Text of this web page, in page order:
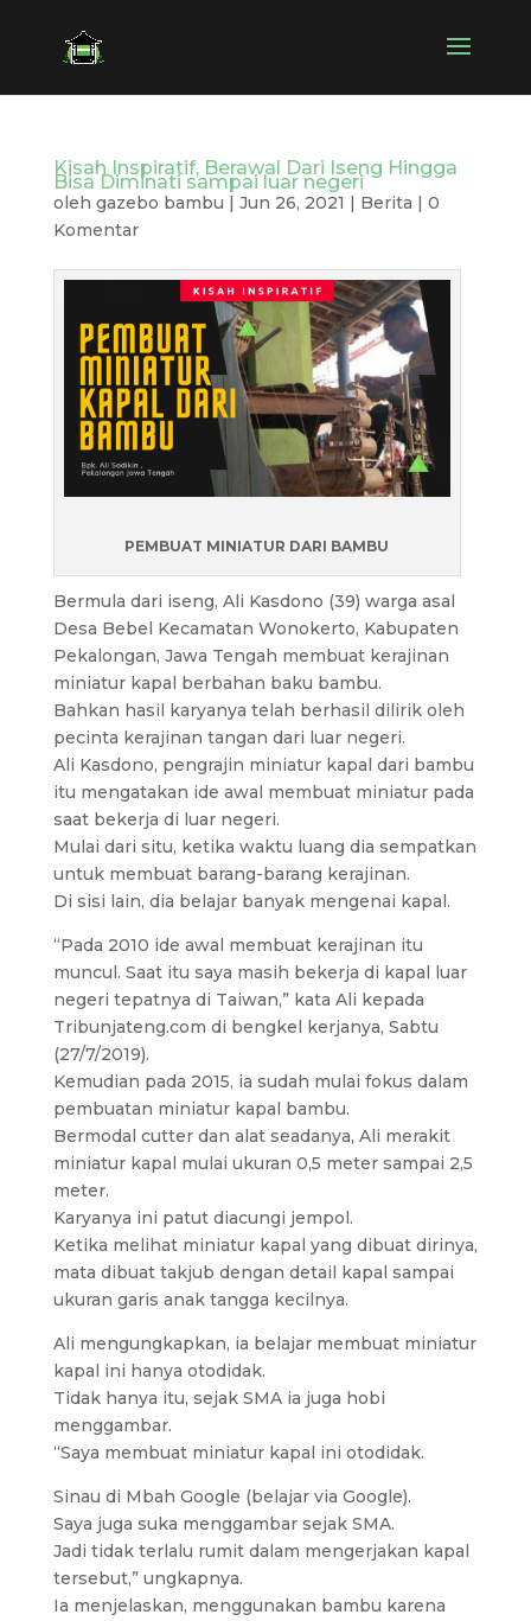
Kisah Inspiratif, Berawal Dari Iseng Hingga
Bisa Diminati sampai luar negeri
oleh gazebo bambu | Jun 26, 2021 | Berita | 0
Komentar
PEMBUAT MINIATUR DARI BAMBU
Bermula dari iseng, Ali Kasdono (39) warga asal
Desa Bebel Kecamatan Wonokerto, Kabupaten
Pekalongan, Jawa Tengah membuat kerajinan
miniatur kapal berbahan baku bambu.
Bahkan hasil karyanya telah berhasil dilirik oleh
pecinta kerajinan tangan dari luar negeri.
Ali Kasdono, pengrajin miniatur kapal dari bambu
itu mengatakan ide awal membuat miniatur pada
saat bekerja di luar negeri.
Mulai dari situ, ketika waktu luang dia sempatkan
untuk membuat barang-barang kerajinan.
Di sisi lain, dia belajar banyak mengenai kapal.
“Pada 2010 ide awal membuat kerajinan itu
muncul. Saat itu saya masih bekerja di kapal luar
negeri tepatnya di Taiwan,” kata Ali kepada
Tribunjateng.com di bengkel kerjanya, Sabtu
(27/7/2019).
Kemudian pada 2015, ia sudah mulai fokus dalam
pembuatan miniatur kapal bambu.
Bermodal cutter dan alat seadanya, Ali merakit
miniatur kapal mulai ukuran 0,5 meter sampai 2,5
meter.
Karyanya ini patut diacungi jempol.
Ketika melihat miniatur kapal yang dibuat dirinya,
mata dibuat takjub dengan detail kapal sampai
ukuran garis anak tangga kecilnya.
Ali mengungkapkan, ia belajar membuat miniatur
kapal ini hanya otodidak.
Tidak hanya itu, sejak SMA ia juga hobi
menggambar.
“Saya membuat miniatur kapal ini otodidak.
Sinau di Mbah Google (belajar via Google).
Saya juga suka menggambar sejak SMA.
Jadi tidak terlalu rumit dalam mengerjakan kapal
tersebut,” ungkapnya.
Ia menjelaskan, menggunakan bambu karena